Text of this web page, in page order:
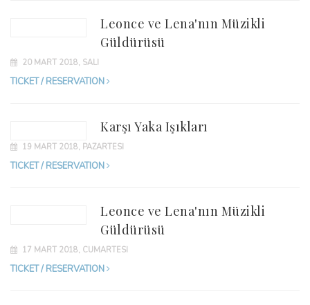
Leonce ve Lena'nın Müzikli
Güldürüsü
20 MART 2018, SALI
TICKET / RESERVATION
Karşı Yaka Işıkları
19 MART 2018, PAZARTESI
TICKET / RESERVATION
Leonce ve Lena'nın Müzikli
Güldürüsü
17 MART 2018, CUMARTESI
TICKET / RESERVATION